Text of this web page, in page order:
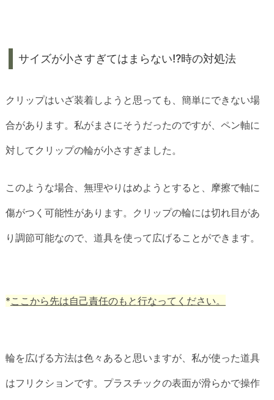
サイズが小さすぎてはまらない!?時の対処法
クリップはいざ装着しようと思っても、簡単にできない場
合があります。私がまさにそうだったのですが、ペン軸に
対してクリップの輪が小さすぎました。
このような場合、無理やりはめようとすると、摩擦で軸に
傷がつく可能性があります。クリップの輪には切れ目があ
り調節可能なので、道具を使って広げることができます。
*ここから先は自己責任のもと行なってください。
輪を広げる方法は色々あると思いますが、私が使った道具
はフリクションです。プラスチックの表面が滑らかで操作